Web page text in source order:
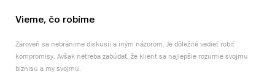
Vieme, čo robíme
Zároveň sa nebránime diskusii a iným názorom. Je dôležité vedieť robiť
kompromisy. Avšak netreba zabúdať, že klient sa najlepšie rozumie svojmu
biznisu a my svojmu.